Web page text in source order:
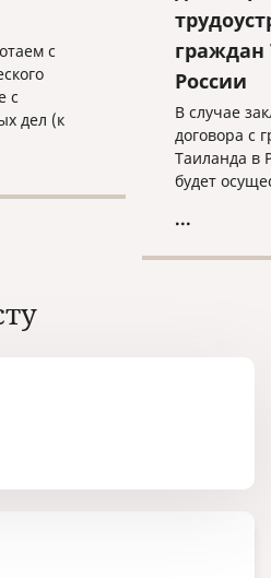
с
с
дел (к
в
граждан
России
В случае
договора с
Таиланда в
будет
...